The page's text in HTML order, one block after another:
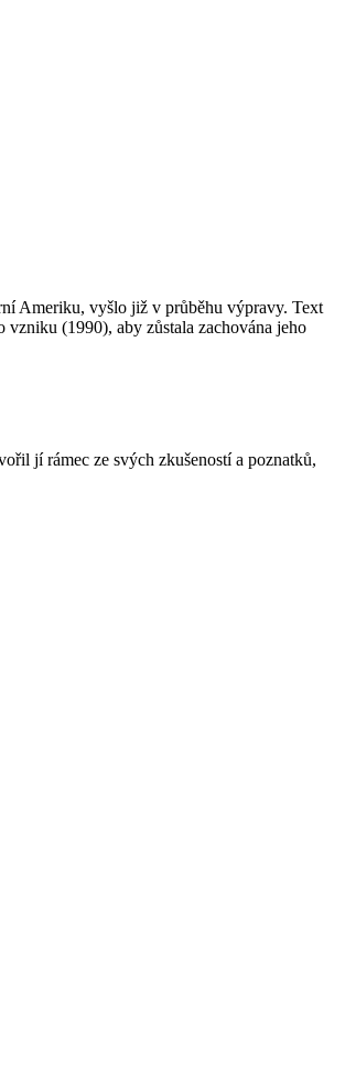
Ameriku, vyšlo již v průběhu výpravy. Text
(1990), aby zůstala zachována jeho
jí rámec ze svých zkušeností a poznatků,